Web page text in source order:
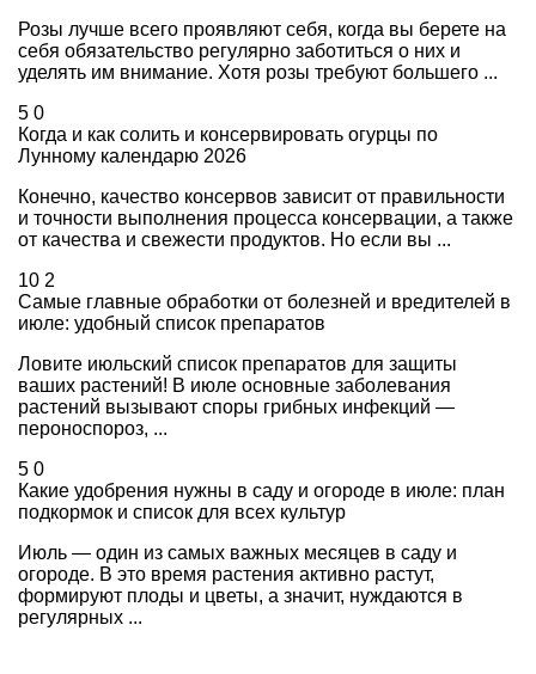
Розы лучше всего проявляют себя, когда вы берете на
себя обязательство регулярно заботиться о них и
уделять им внимание. Хотя розы требуют большего ...
5 0
Когда и как солить и консервировать огурцы по
Лунному календарю 2026
Конечно, качество консервов зависит от правильности
и точности выполнения процесса консервации, а также
от качества и свежести продуктов. Но если вы ...
10 2
Самые главные обработки от болезней и вредителей в
июле: удобный список препаратов
Ловите июльский список препаратов для защиты
ваших растений! В июле основные заболевания
растений вызывают споры грибных инфекций —
пероноспороз, ...
5 0
Какие удобрения нужны в саду и огороде в июле: план
подкормок и список для всех культур
Июль — один из самых важных месяцев в саду и
огороде. В это время растения активно растут,
формируют плоды и цветы, а значит, нуждаются в
регулярных ...